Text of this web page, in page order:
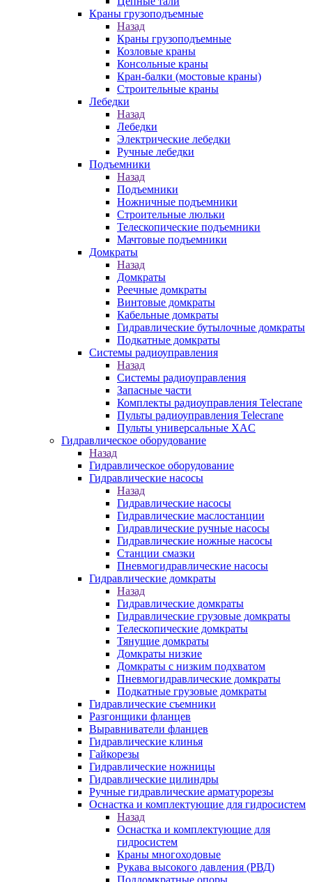
Краны грузоподъемные
Назад
Краны грузоподъемные
Козловые краны
Консольные краны
Кран-балки (мостовые краны)
Строительные краны
Лебедки
Назад
Лебедки
Электрические лебедки
Ручные лебедки
Подъемники
Назад
Подъемники
Ножничные подъемники
Строительные люльки
Телескопические подъемники
Мачтовые подъемники
Домкраты
Назад
Домкраты
Реечные домкраты
Винтовые домкраты
Кабельные домкраты
Гидравлические бутылочные домкраты
Подкатные домкраты
Системы радиоуправления
Назад
Системы радиоуправления
Запасные части
Комплекты радиоуправления Telecrane
Пульты радиоуправления Telecrane
Пульты универсальные XAC
Гидравлическое оборудование
Назад
Гидравлическое оборудование
Гидравлические насосы
Назад
Гидравлические насосы
Гидравлические маслостанции
Гидравлические ручные насосы
Гидравлические ножные насосы
Станции смазки
Пневмогидравлические насосы
Гидравлические домкраты
Назад
Гидравлические домкраты
Гидравлические грузовые домкраты
Телескопические домкраты
Тянущие домкраты
Домкраты низкие
Домкраты с низким подхватом
Пневмогидравлические домкраты
Подкатные грузовые домкраты
Гидравлические съемники
Разгонщики фланцев
Выравниватели фланцев
Гидравлические клинья
Гайкорезы
Гидравлические ножницы
Гидравлические цилиндры
Ручные гидравлические арматурорезы
Оснастка и комплектующие для гидросистем
Назад
Оснастка и комплектующие для
гидросистем
Краны многоходовые
Рукава высокого давления (РВД)
Поддомкратные опоры